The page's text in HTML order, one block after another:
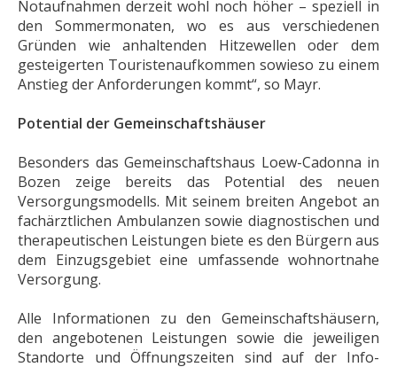
Notaufnahmen derzeit wohl noch höher – speziell in
den Sommermonaten, wo es aus verschiedenen
Gründen wie anhaltenden Hitzewellen oder dem
gesteigerten Touristenaufkommen sowieso zu einem
Anstieg der Anforderungen kommt“, so Mayr.
Potential der Gemeinschaftshäuser
Besonders das Gemeinschaftshaus Loew-Cadonna in
Bozen zeige bereits das Potential des neuen
Versorgungsmodells. Mit seinem breiten Angebot an
fachärztlichen Ambulanzen sowie diagnostischen und
therapeutischen Leistungen biete es den Bürgern aus
dem Einzugsgebiet eine umfassende wohnortnahe
Versorgung.
Alle Informationen zu den Gemeinschaftshäusern,
den angebotenen Leistungen sowie die jeweiligen
Standorte und Öffnungszeiten sind auf der Info-